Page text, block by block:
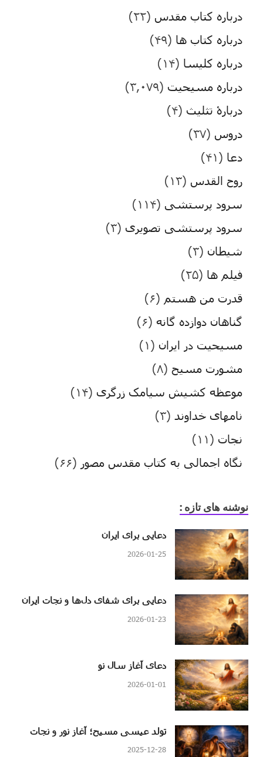
درباره کتاب مقدس (۲۲)
درباره کتاب ها (۴۹)
درباره کلیسا (۱۴)
درباره مسیحیت (۳,۰۷۹)
دربارۀ تثلیث (۴)
دروس (۳۷)
دعا (۴۱)
روح القدس (۱۳)
سرود پرستشی (۱۱۴)
سرود پرستشی تصویری (۳)
شیطان (۳)
فیلم ها (۲۵)
قدرت من هستم (۶)
گناهان دوازده گانه (۶)
مسیحیت در ایران (۱)
مشورت مسیح (۸)
موعظه کشیش سیامک زرگری (۱۴)
نامهای خداوند (۳)
نجات (۱۱)
نگاه اجمالی به کتاب مقدس مصور (۶۶)
نوشنه های تازه :
دعایی برای ایران
2026-01-25
دعایی برای شفای دل‌ها و نجات ایران
2026-01-23
دعای آغاز سال نو
2026-01-01
تولد عیسی مسیح؛ آغاز نور و نجات
2025-12-28